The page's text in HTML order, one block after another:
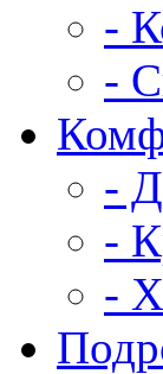
-
-
-
-
-